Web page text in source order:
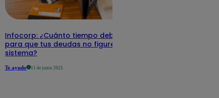
Infocorp: ¿Cuánto tiempo debe pasar
para que tus deudas no figuren en su
sistema?
Te ayudo 11 de junio 2025